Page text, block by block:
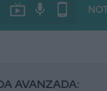
live_tv mic phone_android
AVANZADA: